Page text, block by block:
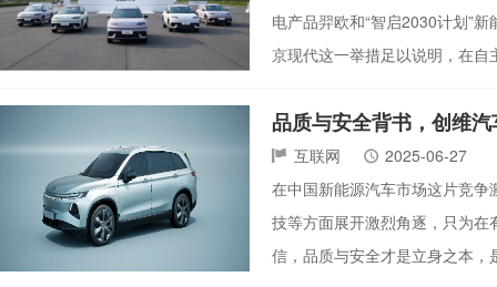
电产品羿欧和“智启2030计划”
京现代这一举措足以说明，在
品质与安全背书，创维
互联网
2025-06-27
在中国新能源汽车市场这片竞
技等方面展开激烈角逐，只为
信，品质与安全才是立身之本，